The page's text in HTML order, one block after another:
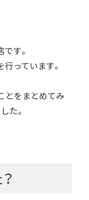
す。
っています。
とをまとめてみ
た。